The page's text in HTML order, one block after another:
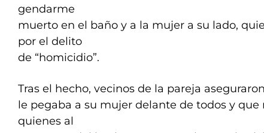
gendarme
muerto en el baño y a la mujer a su lado,
por el delito
de “homicidio”.
Tras el hecho, vecinos de la pareja
le pegaba a su mujer delante de todos y que
quienes al